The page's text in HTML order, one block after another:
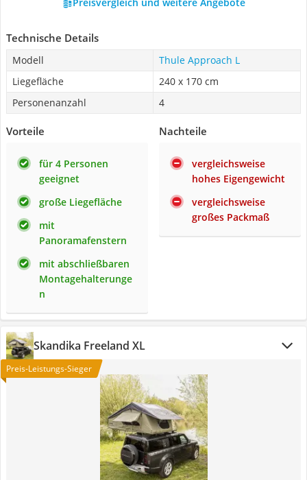
Technische Details
Modell
Thule Approach L
Liegefläche
240 x 170 cm
Personenanzahl
4
Vorteile
für 4 Personen
geeignet
große Liegefläche
mit
Panoramafenstern
mit abschließbaren
Montagehalterunge
n
Nachteile
vergleichsweise
hohes Eigengewicht
vergleichsweise
großes Packmaß
Skandika Freeland XL
Preis-Leistungs-Sieger